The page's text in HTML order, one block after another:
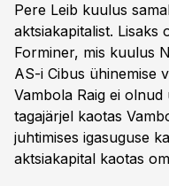
Pere Leib kuulus
aktsiakapitalist. Lisaks
Forminer, mis kuulus
AS-i Cibus ühinemise
Vambola Raig ei olnud
tagajärjel kaotas
juhtimises igasuguse
aktsiakapital kaotas